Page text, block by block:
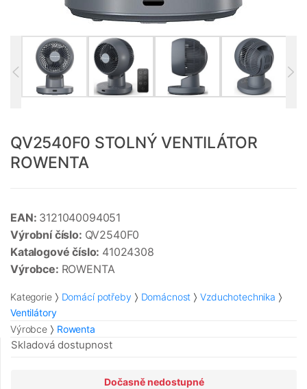
QV2540F0 STOLNÝ VENTILÁTOR
ROWENTA
EAN: 3121040094051
Výrobní číslo: QV2540F0
Katalogové číslo: 41024308
Výrobce: ROWENTA
Kategorie Domácí potřeby Domácnost
Vzduchotechnika
Ventilátory
Výrobce
Rowenta
Skladová dostupnost
Dočasně nedostupné